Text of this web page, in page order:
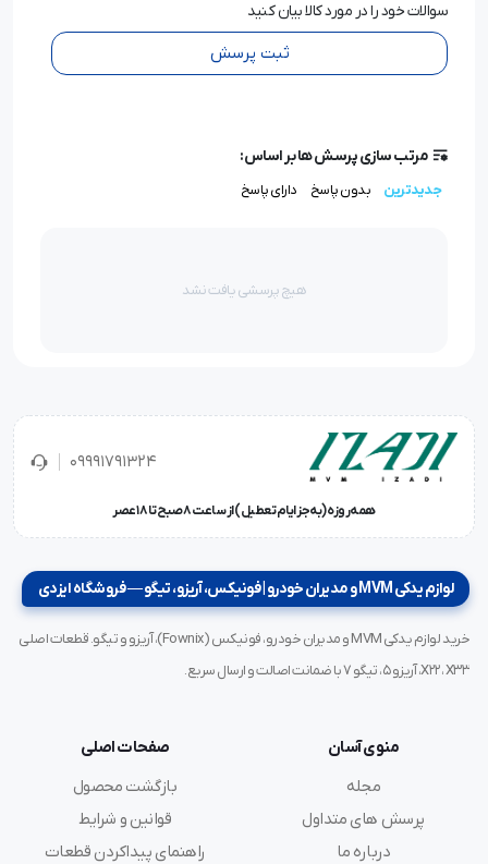
سوالات خود را در مورد کالا بیان کنید
ثبت پرسش
مرتب سازی پرسش ها بر اساس:
جدیدترین بدون پاسخ دارای پاسخ
هیچ پرسشی یافت نشد
09991791324
همه‌روزه (به‌جز ایام تعطیل) از ساعت ۸ صبح تا ۱۸ عصر
لوازم یدکی MVM و مدیران خودرو | فونیکس، آریزو، تیگو — فروشگاه ایزدی
خرید لوازم یدکی MVM و مدیران خودرو، فونیکس (Fownix)، آریزو و تیگو. قطعات اصلی
X22، X33، آریزو ۵، تیگو ۷ با ضمانت اصالت و ارسال سریع.
منوی آسان
مجله
پرسش های متداول
درباره ما
صفحات اصلی
بازگشت محصول
قوانین و شرایط
راهنمای پیداکردن قطعات